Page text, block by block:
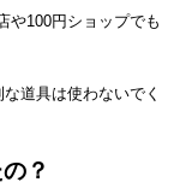
や100円ショップでも
道具は使わないでく
？